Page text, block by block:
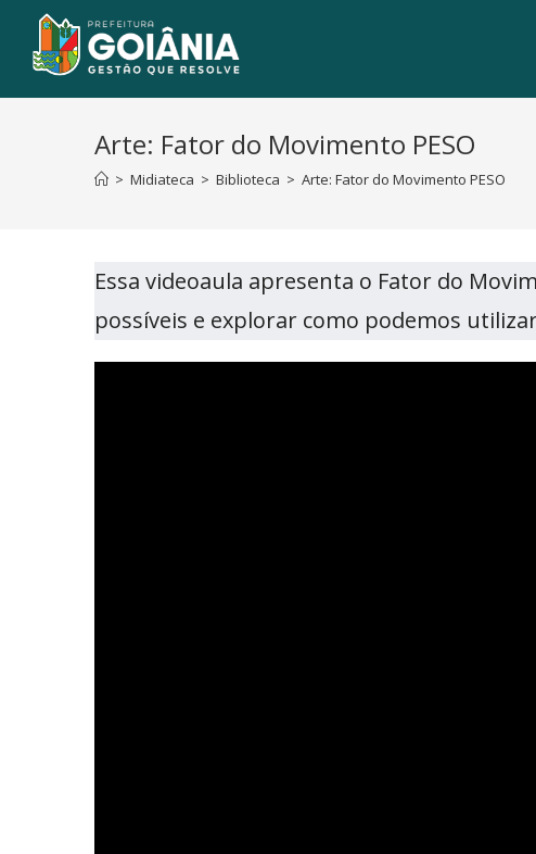
Arte: Fator do Movimento PESO
> Midiateca > Biblioteca > Arte: Fator do Movimento PESO
Essa videoaula apresenta o Fator do
possíveis e explorar como podemos